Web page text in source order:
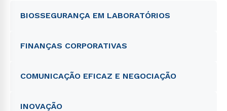
BIOSSEGURANÇA EM LABORATÓRIOS
FINANÇAS CORPORATIVAS
COMUNICAÇÃO EFICAZ E NEGOCIAÇÃO
INOVAÇÃO